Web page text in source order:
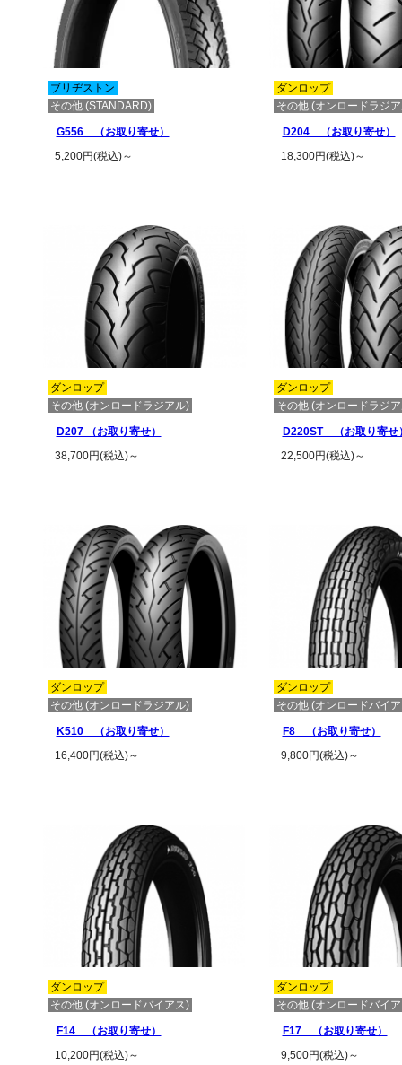
ブリヂストン
その他 (STANDARD)
G556 （お取り寄せ）
5,200円(税込)～
ダンロップ
その他 (オンロードラジ
D204 （お取り寄せ）
18,300円(税込)～
ダンロップ
その他 (オンロードラジアル)
D207 （お取り寄せ）
38,700円(税込)～
ダンロップ
その他 (オンロードラジ
D220ST （お取り寄せ
22,500円(税込)～
ダンロップ
その他 (オンロードラジアル)
K510 （お取り寄せ）
16,400円(税込)～
ダンロップ
その他 (オンロードバイ
F8 （お取り寄せ）
9,800円(税込)～
ダンロップ
その他 (オンロードバイアス)
F14 （お取り寄せ）
10,200円(税込)～
ダンロップ
その他 (オンロードバイ
F17 （お取り寄せ）
9,500円(税込)～